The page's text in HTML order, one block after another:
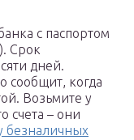
с паспортом
Срок
дней.
сообщит, когда
Возьмите у
счета – они
безналичных